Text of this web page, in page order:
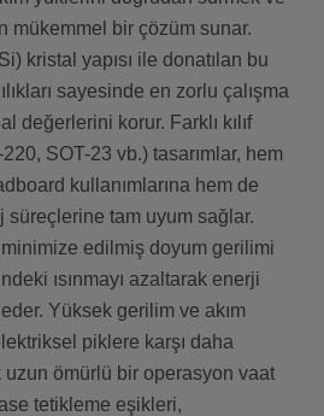
mükemmel bir çözüm sunar.
kristal yapısı ile donatılan bu
sayesinde en zorlu çalışma
değerlerini korur. Farklı kılıf
SOT-23 vb.) tasarımlar, hem
kullanımlarına hem de
tam uyum sağlar.
edilmiş doyum gerilimi
ısınmayı azaltarak enerji
Yüksek gerilim ve akım
piklere karşı daha
uzun ömürlü bir operasyon vaat
tetikleme eşikleri,